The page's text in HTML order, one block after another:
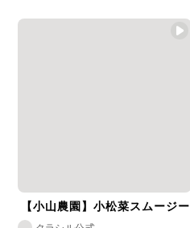
【小山農園】小松菜スムージー